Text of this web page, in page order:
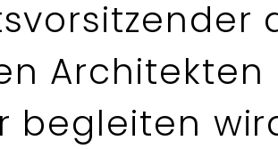
begleiten